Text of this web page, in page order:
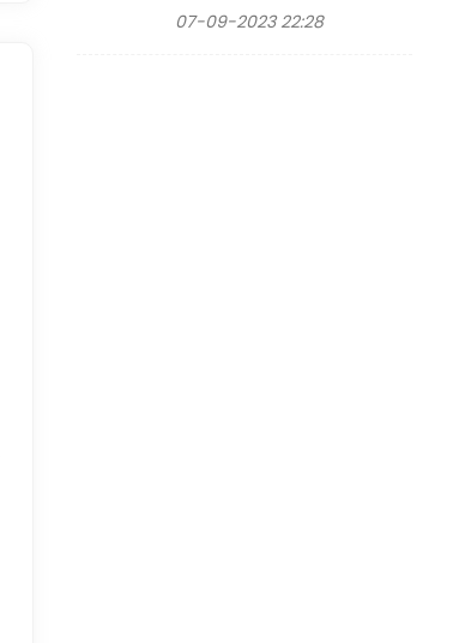
07-09-2023 22:28